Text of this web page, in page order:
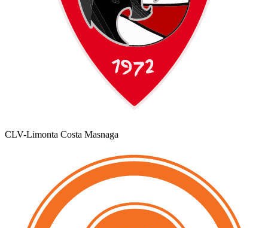
CLV-Limonta Costa Masnaga